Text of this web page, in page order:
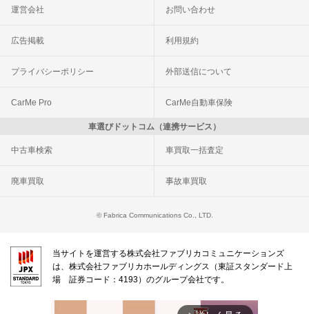
運営会社 お問い合わせ
広告掲載 利用規約
プライバシーポリシー 外部送信について
CarMe Pro CarMe自動車保険
車選びドットコム（連携サービス）
中古車検索 車買取一括査定
廃車買取 事故車買取
© Fabrica Communications Co., LTD.
当サイトを運営する株式会社ファブリカコミュニケーションズ
は、株式会社ファブリカホールディングス（東証スタンダード上
場 証券コード：4193）のグループ会社です。